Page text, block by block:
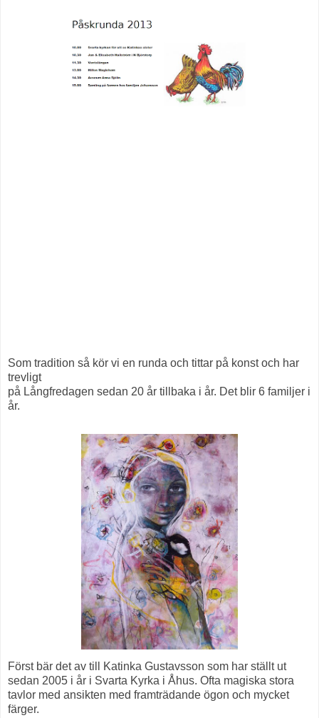
Som tradition så kör vi en runda och tittar på konst och har
trevligt
på Långfredagen sedan 20 år tillbaka i år. Det blir 6 familjer i
år.
Först bär det av till Katinka Gustavsson som har ställt ut
sedan 2005 i år i Svarta Kyrka i Åhus. Ofta magiska stora
tavlor med ansikten med framträdande ögon och mycket
färger.